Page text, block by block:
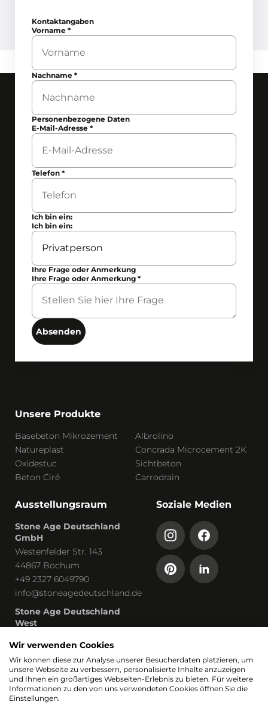
Kontaktangaben
Vorname*
Nachname*
Personenbezogene Daten
E-Mail-Adresse*
Telefon*
Ich bin ein:
Ich bin ein:
Ihre Frage oder Anmerkung
Ihre Frage oder Anmerkung*
Absenden
Unsere Produkte
Basebeton Mikrozement
Albrolino
Natureplast
Concrada Microcement 2K
Oxidestuc
Sichtbeton
Beton Ciré
Carrodrain
Ausstellungsraum
Stone Age Deutschland
GmbH
Westenfelder Str. 143
44867 Bochum
+49 2327 6049790
info@stoneagedeutschland.de
Stone Age Deutschland
West
53819 Neunkirchen-Seelscheid
Soziale Medien
Teil von
Wir verwenden Cookies
Wir können diese zur Analyse unserer Besucherdaten platzieren, um
unsere Webseite zu verbessern, personalisierte Inhalte anzuzeigen
und Ihnen ein großartiges Webseiten-Erlebnis zu bieten. Für weitere
Informationen zu den von uns verwendeten Cookies öffnen Sie die
Einstellungen.